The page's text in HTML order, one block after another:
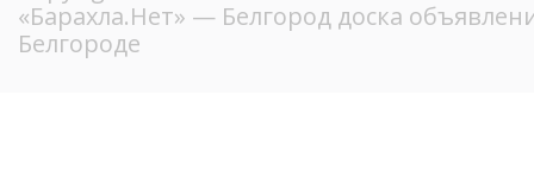
«Барахла.Нет» — Белгород доска
Белгороде